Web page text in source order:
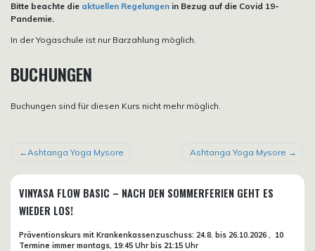
Bitte beachte die aktuellen Regelungen in Bezug auf die Covid 19-
Pandemie.
In der Yogaschule ist nur Barzahlung möglich.
BUCHUNGEN
Buchungen sind für diesen Kurs nicht mehr möglich.
BEITRAGSNAVIGATION
Ashtanga Yoga Mysore Ashtanga Yoga Mysore
VINYASA FLOW BASIC – NACH DEN SOMMERFERIEN GEHT ES
WIEDER LOS!
Präventionskurs mit Krankenkassenzuschuss: 24.8. bis 26.10.2026 , 10
Termine immer montags, 19:45 Uhr bis 21:15 Uhr